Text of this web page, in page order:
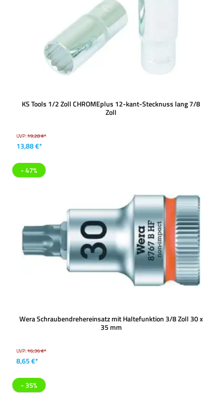
KS Tools 1/2 Zoll CHROMEplus 12-kant-Stecknuss lang 7/8
Zoll
UVP:19,28 €*
13,88 €*
- 47%
Wera Schraubendrehereinsatz mit Haltefunktion 3/8 Zoll 30 x
35 mm
UVP:16,36 €*
8,65 €*
- 35%